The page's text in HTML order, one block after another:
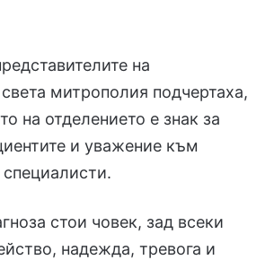
на
митрополия подчертаха,
на отделението е знак за
и уважение към
стои човек, зад всеки
надежда, тревога и